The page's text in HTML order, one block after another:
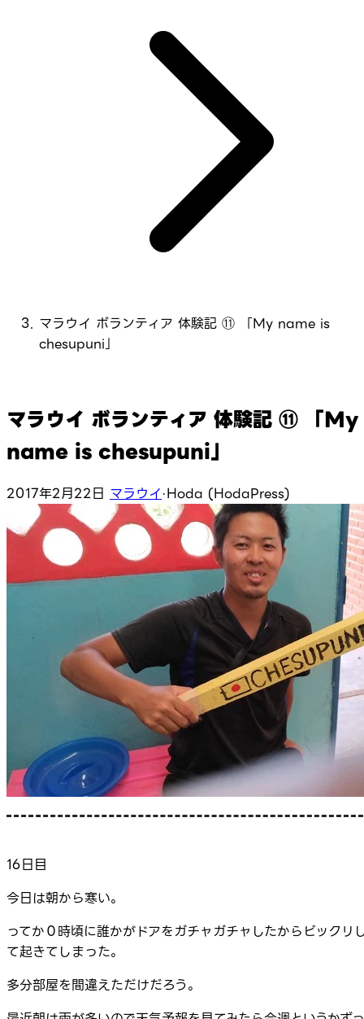
マラウイ ボランティア 体験記 ⑪ 「My name is
chesupuni」
マラウイ ボランティア 体験記 ⑪ 「My
name is chesupuni」
2017年2月22日 マラウイ·Hoda (HodaPress)
16日目
今日は朝から寒い。
ってか０時頃に誰かがドアをガチャガチャしたからビックリ
て起きてしまった。
多分部屋を間違えただけだろう。